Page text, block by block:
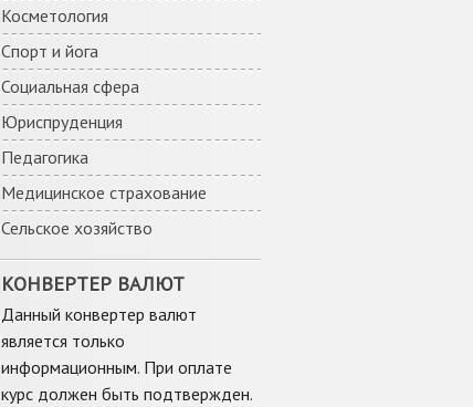
Косметология
Спорт и йога
Социальная сфера
Юриспруденция
Педагогика
Медицинское страхование
Сельское хозяйство
КОНВЕРТЕР ВАЛЮТ
Данный конвертер валют
является только
информационным. При оплате
курс должен быть подтвержден.